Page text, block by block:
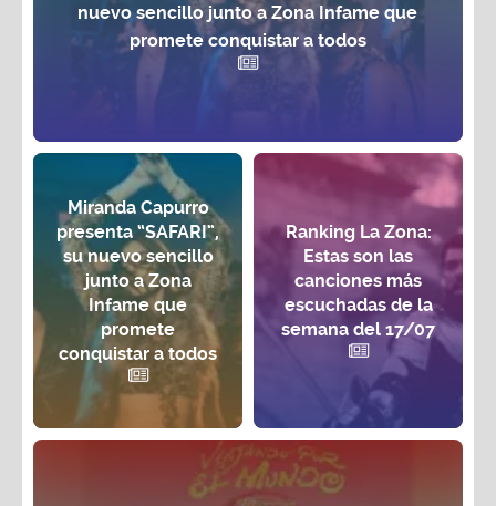
nuevo sencillo junto a Zona Infame que
promete conquistar a todos
Miranda Capurro
presenta “SAFARI”,
su nuevo sencillo
junto a Zona
Infame que
promete
conquistar a todos
Ranking La Zona:
Estas son las
canciones más
escuchadas de la
semana del 17/07